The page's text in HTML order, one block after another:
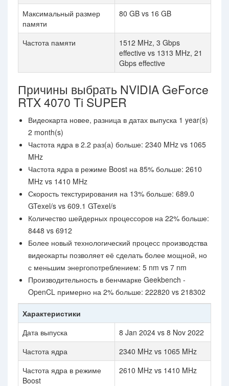
Максимальный размер
памяти
80 GB vs 16 GB
Частота памяти
1512 MHz, 3 Gbps
effective vs 1313 MHz, 21
Gbps effective
Причины выбрать NVIDIA GeForce
RTX 4070 Ti SUPER
Видеокарта новее, разница в датах выпуска 1 year(s)
2 month(s)
Частота ядра в 2.2 раз(а) больше: 2340 MHz vs 1065
MHz
Частота ядра в режиме Boost на 85% больше: 2610
MHz vs 1410 MHz
Скорость текстурирования на 13% больше: 689.0
GTexel/s vs 609.1 GTexel/s
Количество шейдерных процессоров на 22% больше:
8448 vs 6912
Более новый технологический процесс производства
видеокарты позволяет её сделать более мощной, но
с меньшим энергопотреблением: 5 nm vs 7 nm
Производительность в бенчмарке Geekbench -
OpenCL примерно на 2% больше: 222820 vs 218302
Характеристики
Дата выпуска
8 Jan 2024 vs 8 Nov 2022
Частота ядра
2340 MHz vs 1065 MHz
Частота ядра в режиме
Boost
2610 MHz vs 1410 MHz